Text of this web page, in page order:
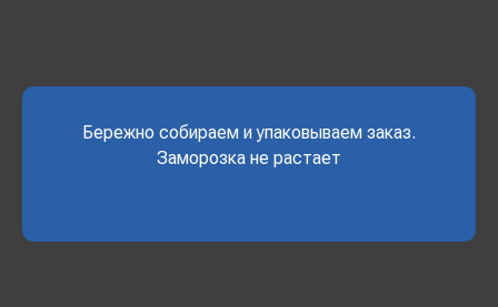
Бережно собираем и упаковываем заказ.
Заморозка не растает